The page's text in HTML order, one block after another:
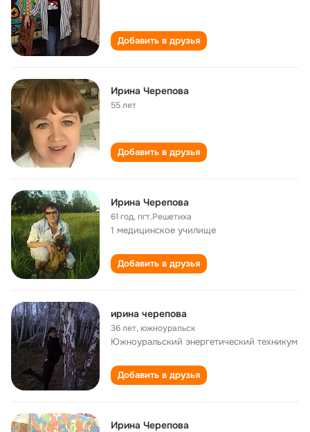
Добавить в друзья
Ирина Черепова
55 лет
Добавить в друзья
Ирина Черепова
61 год,пгт.Решетиха
1 медицинское училище
Добавить в друзья
ирина черепова
36 лет,южноуральск
Южноуральский энергетический техникум
Добавить в друзья
Ирина Черепова